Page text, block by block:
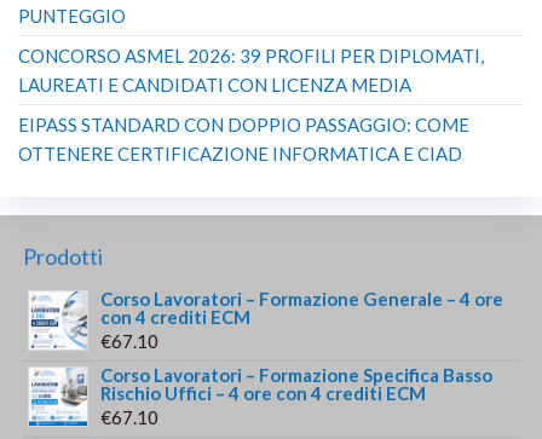
PUNTEGGIO
CONCORSO ASMEL 2026: 39 PROFILI PER DIPLOMATI,
LAUREATI E CANDIDATI CON LICENZA MEDIA
EIPASS STANDARD CON DOPPIO PASSAGGIO: COME
OTTENERE CERTIFICAZIONE INFORMATICA E CIAD
Prodotti
Corso Lavoratori – Formazione Generale – 4 ore
con 4 crediti ECM
€67.10
Corso Lavoratori – Formazione Specifica Basso
Rischio Uffici – 4 ore con 4 crediti ECM
€67.10